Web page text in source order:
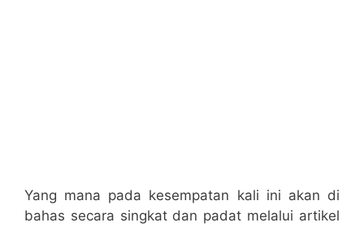
Yang mana pada kesempatan kali ini akan di
bahas secara singkat dan padat melalui artikel